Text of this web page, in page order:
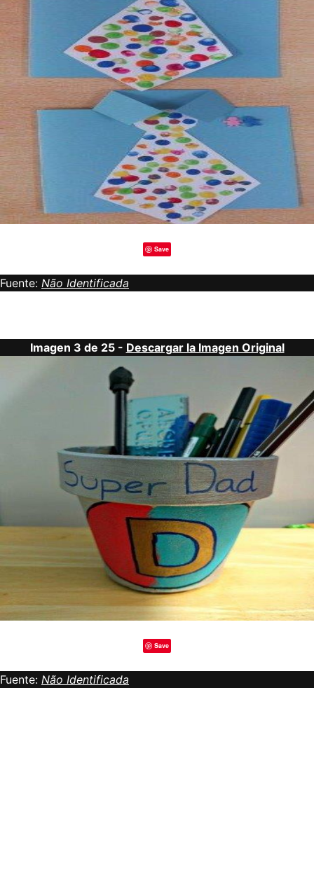
Save
Fuente: Não Identificada
Imagen 3 de 25 - Descargar la Imagen Original
Save
Fuente: Não Identificada